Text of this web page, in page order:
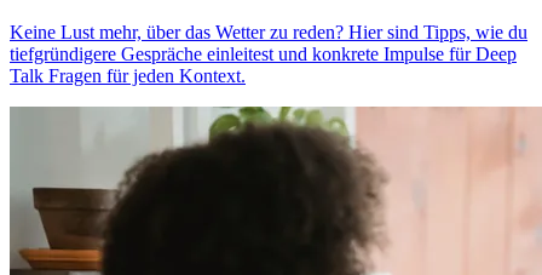
Keine Lust mehr, über das Wetter zu reden? Hier sind Tipps, wie du
tiefgründigere Gespräche einleitest und konkrete Impulse für Deep
Talk Fragen für jeden Kontext.